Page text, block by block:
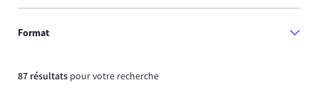
Format
87 résultats pour votre recherche